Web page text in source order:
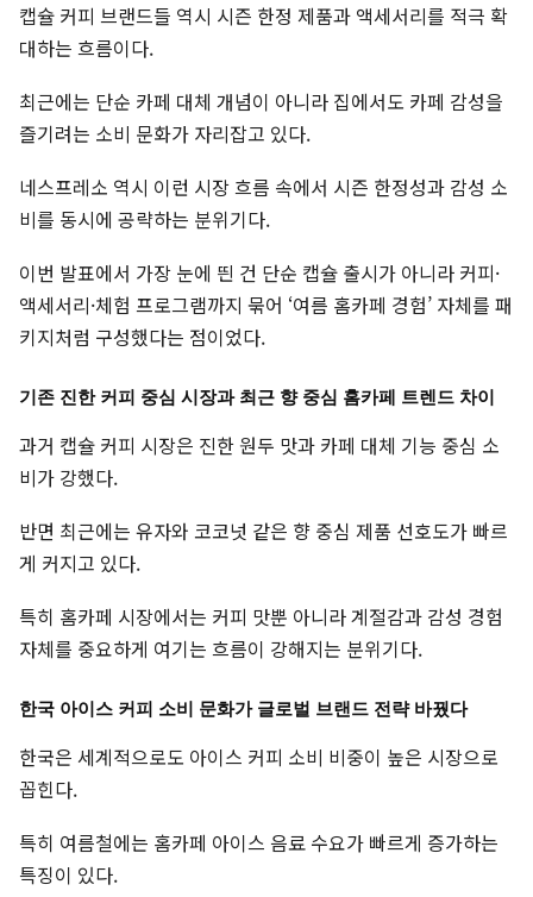
캡슐 커피 브랜드들 역시 시즌 한정 제품과 액세서리를 적극 확
대하는 흐름이다.
최근에는 단순 카페 대체 개념이 아니라 집에서도 카페 감성을
즐기려는 소비 문화가 자리잡고 있다.
네스프레소 역시 이런 시장 흐름 속에서 시즌 한정성과 감성 소
비를 동시에 공략하는 분위기다.
이번 발표에서 가장 눈에 띈 건 단순 캡슐 출시가 아니라 커피·
액세서리·체험 프로그램까지 묶어 ‘여름 홈카페 경험’ 자체를 패
키지처럼 구성했다는 점이었다.
기존 진한 커피 중심 시장과 최근 향 중심 홈카페 트렌드 차이
과거 캡슐 커피 시장은 진한 원두 맛과 카페 대체 기능 중심 소
비가 강했다.
반면 최근에는 유자와 코코넛 같은 향 중심 제품 선호도가 빠르
게 커지고 있다.
특히 홈카페 시장에서는 커피 맛뿐 아니라 계절감과 감성 경험
자체를 중요하게 여기는 흐름이 강해지는 분위기다.
한국 아이스 커피 소비 문화가 글로벌 브랜드 전략 바꿨다
한국은 세계적으로도 아이스 커피 소비 비중이 높은 시장으로
꼽힌다.
특히 여름철에는 홈카페 아이스 음료 수요가 빠르게 증가하는
특징이 있다.